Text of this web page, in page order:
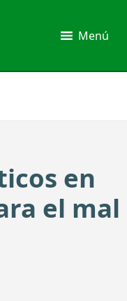
Menú
en
el mal